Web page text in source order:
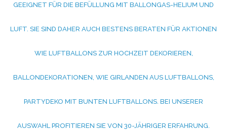
EEIGNET FÜR DIE BEFÜLLUNG MIT BALLONGAS-HELIUM UND L
UFT. SIE SIND DAHER AUCH BESTENS BERATEN FÜR AKTIONEN W
IE LUFTBALLONS ZUR HOCHZEIT DEKORIEREN, B
ALLONDEKORATIONEN, WIE GIRLANDEN AUS LUFTBALLONS, P
ARTYDEKO MIT BUNTEN LUFTBALLONS. BEI UNSERER A
USWAHL PROFITIEREN SIE VON 30-JÄHRIGER ERFAHRUNG. B